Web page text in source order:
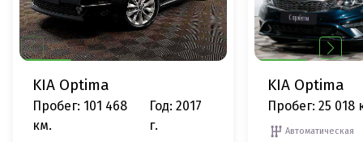
KIA Optima
Пробег: 101 468
км.
Год: 2017
г.
KIA Optima
Пробег: 25 018
Автоматическая